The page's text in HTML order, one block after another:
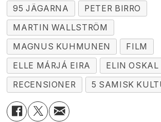
95 JÄGARNA
PETER BIRRO
MARTIN WALLSTRÖM
MAGNUS KUHMUNEN
FILM
ELLE MÁRJÁ EIRA
ELIN OSKAL
RECENSIONER
5 SAMISK